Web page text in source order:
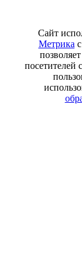
Сайт
Метрика
посетителей